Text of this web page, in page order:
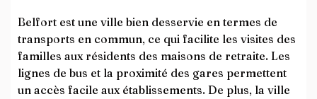
Belfort est une ville bien desservie en termes de
transports en commun, ce qui facilite les visites des
familles aux résidents des maisons de retraite. Les
lignes de bus et la proximité des gares permettent
un accès facile aux établissements. De plus, la ville